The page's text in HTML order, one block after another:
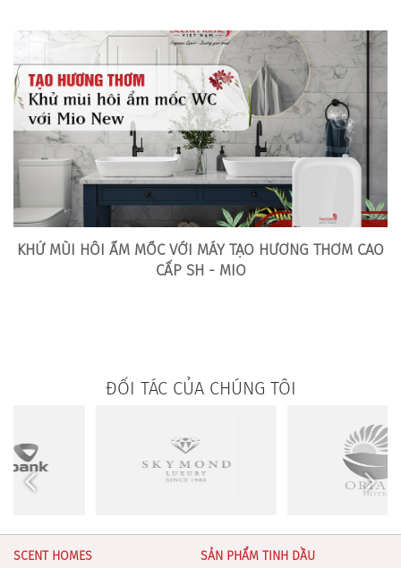
KHỬ MÙI HÔI ẨM MỐC VỚI MÁY TẠO HƯƠNG THƠM CAO
CẤP SH - MIO
ĐỐI TÁC CỦA CHÚNG TÔI
SCENT HOMES
SẢN PHẨM TINH DẦU